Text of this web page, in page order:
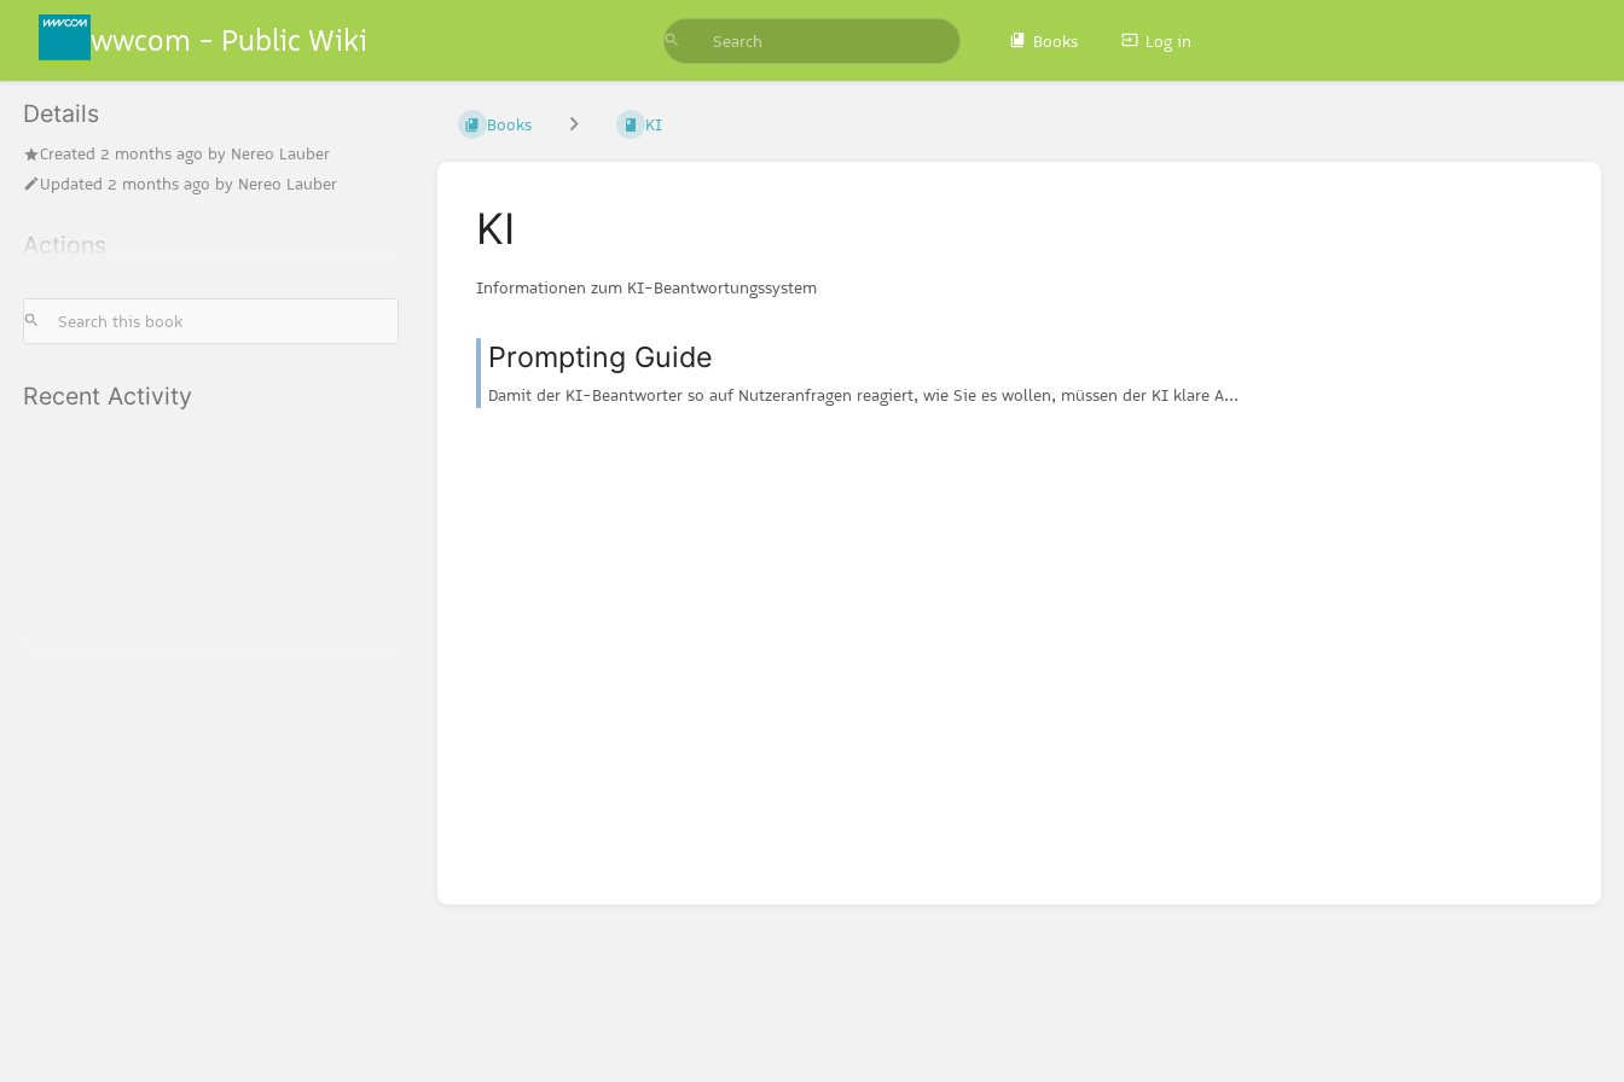
wwcom - Public Wiki Books Log in
Details
Created 2 months ago by Nereo Lauber
Updated 2 months ago by Nereo Lauber
Actions
Recent Activity
Books KI
KI
Informationen zum KI-Beantwortungssystem
Prompting Guide
Damit der KI-Beantworter so auf Nutzeranfragen reagiert, wie Sie es wollen, müssen der KI klare A...